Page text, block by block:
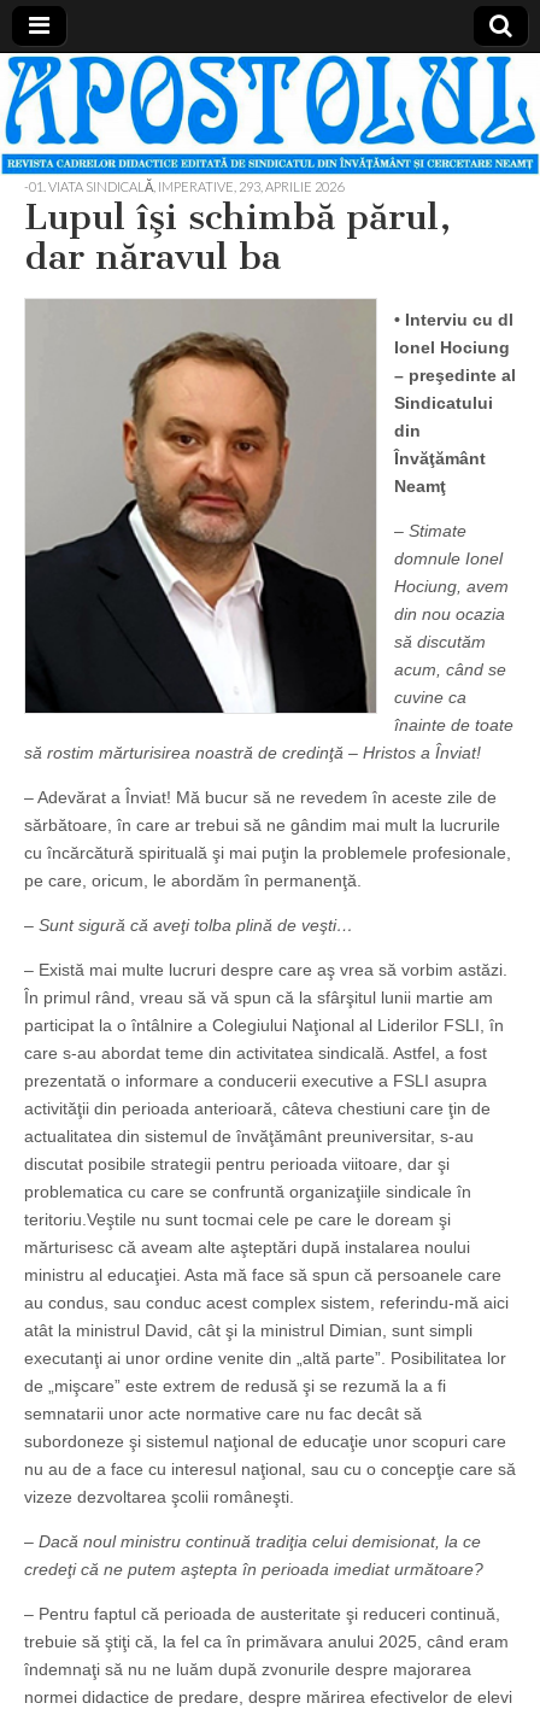
Apostolul
Revista
cadrelor
didactice
din
judetul
Neamt
-01. VIATA SINDICALĂ, IMPERATIVE 293, APRILIE 2026
Lupul îşi schimbă părul,
dar năravul ba
• Interviu cu dl
Ionel Hociung
– preşedinte al
Sindicatului
din
Învăţământ
Neamţ
– Stimate
domnule Ionel
Hociung, avem
din nou ocazia
să discutăm
acum, când se
cuvine ca
înainte de toate
să rostim mărturisirea noastră de credinţă – Hristos a Înviat!
– Adevărat a Înviat! Mă bucur să ne revedem în aceste zile de
sărbătoare, în care ar trebui să ne gândim mai mult la lucrurile
cu încărcătură spirituală şi mai puţin la problemele profesionale,
pe care, oricum, le abordăm în permanenţă.
– Sunt sigură că aveţi tolba plină de veşti…
– Există mai multe lucruri despre care aş vrea să vorbim astăzi.
În primul rând, vreau să vă spun că la sfârşitul lunii martie am
participat la o întâlnire a Colegiului Naţional al Liderilor FSLI, în
care s-au abordat teme din activitatea sindicală. Astfel, a fost
prezentată o informare a conducerii executive a FSLI asupra
activităţii din perioada anterioară, câteva chestiuni care ţin de
actualitatea din sistemul de învăţământ preuniversitar, s-au
discutat posibile strategii pentru perioada viitoare, dar şi
problematica cu care se confruntă organizaţiile sindicale în
teritoriu.Veştile nu sunt tocmai cele pe care le doream şi
mărturisesc că aveam alte aşteptări după instalarea noului
ministru al educaţiei. Asta mă face să spun că persoanele care
au condus, sau conduc acest complex sistem, referindu-mă aici
atât la ministrul David, cât şi la ministrul Dimian, sunt simpli
executanţi ai unor ordine venite din „altă parte”. Posibilitatea lor
de „mişcare” este extrem de redusă şi se rezumă la a fi
semnatarii unor acte normative care nu fac decât să
subordoneze şi sistemul naţional de educaţie unor scopuri care
nu au de a face cu interesul naţional, sau cu o concepţie care să
vizeze dezvoltarea şcolii româneşti.
– Dacă noul ministru continuă tradiţia celui demisionat, la ce
credeţi că ne putem aştepta în perioada imediat următoare?
– Pentru faptul că perioada de austeritate şi reduceri continuă,
trebuie să ştiţi că, la fel ca în primăvara anului 2025, când eram
îndemnaţi să nu ne luăm după zvonurile despre majorarea
normei didactice de predare, despre mărirea efectivelor de elevi